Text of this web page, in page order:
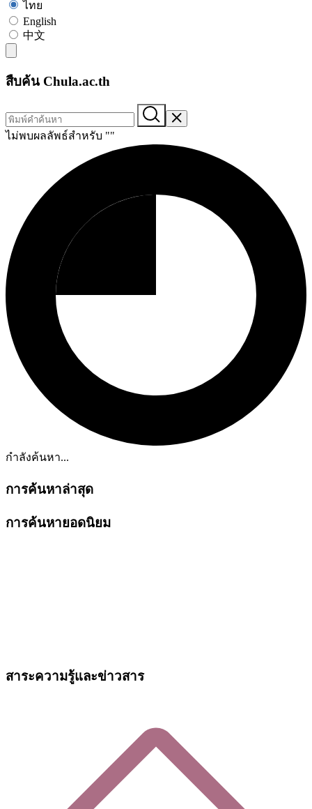
ไทย
English
中文
สืบค้น Chula.ac.th
ไม่พบผลลัพธ์สำหรับ ""
กำลังค้นหา...
การค้นหาล่าสุด
การค้นหายอดนิยม
สาระความรู้และข่าวสาร